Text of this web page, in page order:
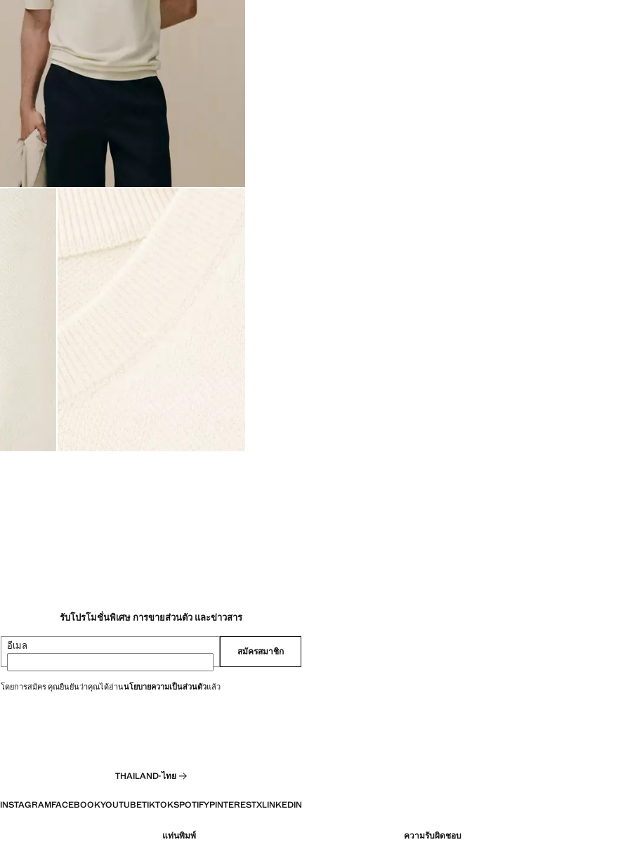
รับโปรโมชั่นพิเศษ การขายส่วนตัว และข่าวสาร
อีเมล สมัครสมาชิก
โดยการสมัคร คุณยืนยันว่าคุณได้อ่านนโยบายความเป็นส่วนตัวแล้ว
THAILAND·ไทย
INSTAGRAMFACEBOOKYOUTUBETIKTOKSPOTIFYPINTERESTXLINKEDIN
แท่นพิมพ์ ความรับผิดชอบ